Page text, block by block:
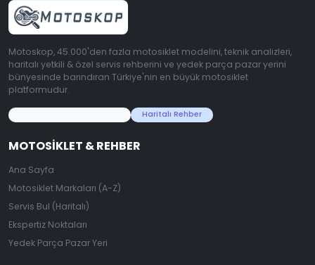
Motoskop, 45.000'den fazla motosiklet modelini, teknik analizleri,
haritalı yetkili & özel servis rehberini ve yedek parça pazar yerini
bünyesinde barındıran Türkiye'nin en büyük motosiklet
platformudur.
Haritalı Rehber
MOTOSIKLET & REHBER
Ana Sayfa
Motosiklet Markaları (A-Z)
Servis Bul (Haritalı)
Ekspertiz Noktaları
Yedek Parça Pazar Yeri